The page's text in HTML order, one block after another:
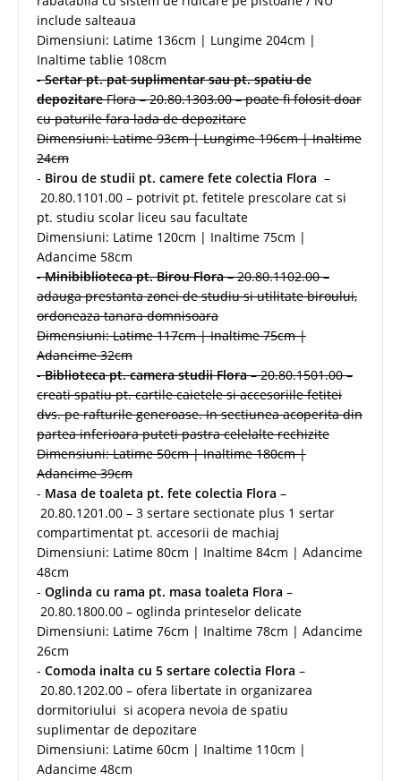
include salteaua
Dimensiuni: Latime 136cm | Lungime 204cm |
Inaltime tablie 108cm
-Sertar pt. pat suplimentar sau pt. spatiu de
depozitareFlora – 20.80.1303.00 – poate fi folosit doar
cu paturile fara lada de depozitare
Dimensiuni: Latime 93cm | Lungime 196cm | Inaltime
24cm
- Birou de studii pt. camere fete colectia Flora –
20.80.1101.00 – potrivit pt. fetitele prescolare cat si
pt. studiu scolar liceu sau facultate
Dimensiuni: Latime 120cm | Inaltime 75cm |
Adancime 58cm
-Minibiblioteca pt. Birou Flora– 20.80.1102.00 –
adauga prestanta zonei de studiu si utilitate biroului,
ordoneaza tanara domnisoara
Dimensiuni: Latime 117cm | Inaltime 75cm |
Adancime 32cm
-Biblioteca pt. camera studii Flora– 20.80.1501.00 –
creati spatiu pt. cartile caietele si accesoriile fetitei
dvs. pe rafturile generoase. In sectiunea acoperita din
partea inferioara puteti pastra celelalte rechizite
Dimensiuni: Latime 50cm | Inaltime 180cm |
Adancime 39cm
- Masa de toaleta pt. fete colectia Flora –
20.80.1201.00 – 3 sertare sectionate plus 1 sertar
compartimentat pt. accesorii de machiaj
Dimensiuni: Latime 80cm | Inaltime 84cm | Adancime
48cm
- Oglinda cu rama pt. masa toaleta Flora –
20.80.1800.00 – oglinda printeselor delicate
Dimensiuni: Latime 76cm | Inaltime 78cm | Adancime
26cm
- Comoda inalta cu 5 sertare colectia Flora –
20.80.1202.00 – ofera libertate in organizarea
dormitoriului si acopera nevoia de spatiu
suplimentar de depozitare
Dimensiuni: Latime 60cm | Inaltime 110cm |
Adancime 48cm